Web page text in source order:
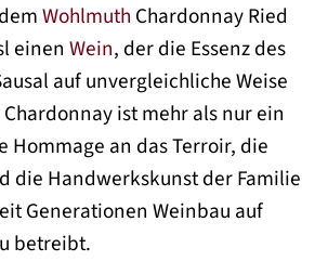
Wohlmuth Chardonnay Ried
einen Wein, der die Essenz des
auf unvergleichliche Weise
ist mehr als nur ein
Hommage an das Terroir, die
die Handwerkskunst der Familie
Generationen Weinbau auf
betreibt.